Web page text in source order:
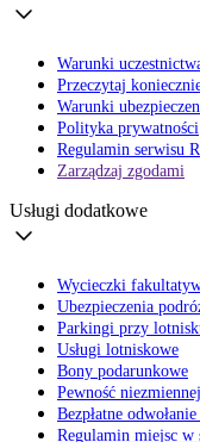
Warunki
Przeczytaj
Warunki
Polityka prywatności
Regulamin serwisu
Zarządzaj zgodami
Usługi dodatkowe
Wycieczki
Ubezpieczenia
Parkingi przy
Usługi lotniskowe
Bony podarunkowe
Pewność
Bezpłatne
Regulamin miejsc w